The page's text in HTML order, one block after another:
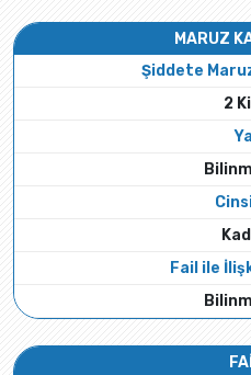
MARUZ
Şiddete
2
Fail ile